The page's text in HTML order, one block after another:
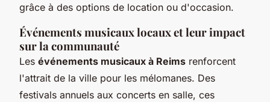
grâce à des options de location ou d'occasion.
Événements musicaux locaux et leur impact
sur la communauté
Les événements musicaux à Reims renforcent
l'attrait de la ville pour les mélomanes. Des
festivals annuels aux concerts en salle, ces